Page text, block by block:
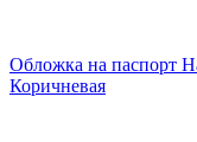
Обложка на паспорт
Коричневая